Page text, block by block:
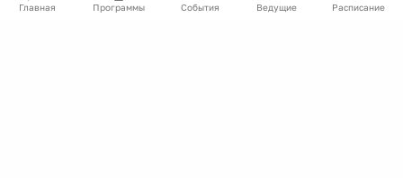
Главная Программы События Ведущие Расписание